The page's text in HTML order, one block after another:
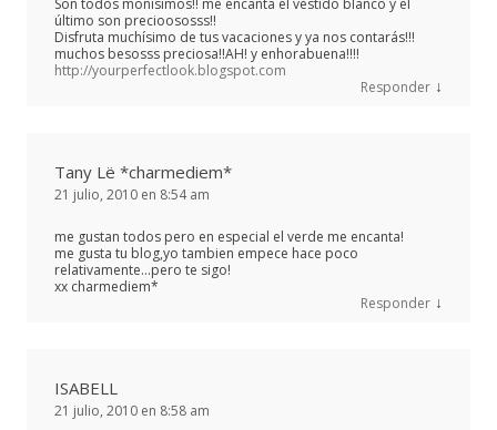
Son todos monísimos!! me encanta el vestido blanco y el
último son precioososss!!
Disfruta muchísimo de tus vacaciones y ya nos contarás!!!
muchos besosss preciosa!!AH! y enhorabuena!!!!
http://yourperfectlook.blogspot.com
Responder ↓
Tany Lë *charmediem*
21 julio, 2010 en 8:54 am
me gustan todos pero en especial el verde me encanta!
me gusta tu blog,yo tambien empece hace poco
relativamente…pero te sigo!
xx charmediem*
Responder ↓
ISABELL
21 julio, 2010 en 8:58 am